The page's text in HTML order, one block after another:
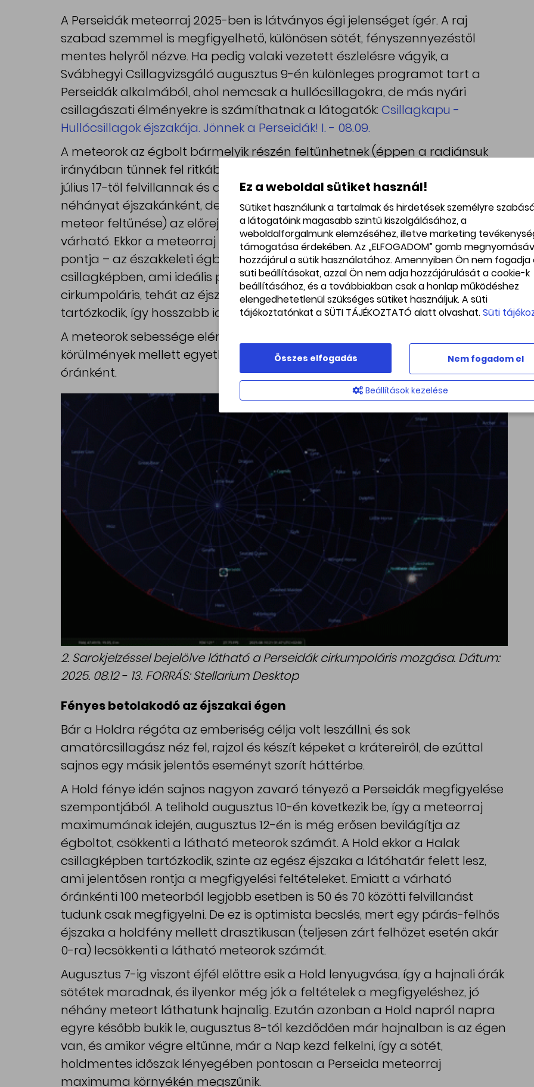
A Perseidák meteorraj 2025-ben is látványos égi jelenséget ígér. A raj
szabad szemmel is megfigyelhető, különösen sötét, fényszennyezéstől
mentes helyről nézve. Ha pedig valaki vezetett észlelésre vágyik, a
Svábhegyi Csillagvizsgáló augusztus 9-én különleges programot tart a
Perseidák alkalmából, ahol nemcsak a hullócsillagokra, de más nyári
csillagászati élményekre is számíthatnak a látogatók: Csillagkapu -
Hullócsillagok éjszakája. Jönnek a Perseidák! I. - 08.09.
A meteorok az égbolt bármelyik részén feltűnhetnek (éppen a radiánsuk
irányában tűnnek fel ritkábban), és a meteorraj tagjai már szórványosan
július 17-től felvillannak és augusztus 24-ig még láthatunk belőlük jó
néhányat éjszakánként, de a maximum (vagyis várhatóan a legtöbb
meteor feltűnése) az előrejelzések szerint augusztus 12-én hajnalban
várható. Ekkor a meteorraj radiánsa – vagyis a látszólagos égi kiindulási
pontja – az északkeleti égbolt felé, körülbelül 65° magasan lesz, a Perseus
csillagképben, ami ideális pozíció a megfigyeléshez. A radiáns
cirkumpoláris, tehát az éjszaka folyamán egész idő alatt a horizont felett
tartózkodik, így hosszabb időn, a teljes éjszakán át követhető a jelenség.
A meteorok sebessége elérheti az 59 km/s-t, és optimális észlelési
körülmények mellett egyetlen megfigyelő akár 100 meteort is láthatna
óránként.
2. Sarokjelzéssel bejelölve látható a Perseidák cirkumpoláris mozgása. Dátum:
2025. 08.12 - 13. FORRÁS: Stellarium Desktop
Fényes betolakodó az éjszakai égen
Bár a Holdra régóta az emberiség célja volt leszállni, és sok
amatőrcsillagász néz fel, rajzol és készít képeket a krátereiről, de ezúttal
sajnos egy másik jelentős eseményt szorít háttérbe.
A Hold fénye idén sajnos nagyon zavaró tényező a Perseidák megfigyelése
szempontjából. A telihold augusztus 10-én következik be, így a meteorraj
maximumának idején, augusztus 12-én is még erősen bevilágítja az
égboltot, csökkenti a látható meteorok számát. A Hold ekkor a Halak
csillagképben tartózkodik, szinte az egész éjszaka a látóhatár felett lesz,
ami jelentősen rontja a megfigyelési feltételeket. Emiatt a várható
óránkénti 100 meteorból legjobb esetben is 50 és 70 közötti felvillanást
tudunk csak megfigyelni. De ez is optimista becslés, mert egy párás-felhős
éjszaka a holdfény mellett drasztikusan (teljesen zárt felhőzet esetén akár
0-ra) lecsökkenti a látható meteorok számát.
Augusztus 7-ig viszont éjfél előttre esik a Hold lenyugvása, így a hajnali órák
sötétek maradnak, és ilyenkor még jók a feltételek a megfigyeléshez, jó
néhány meteort láthatunk hajnalig. Ezután azonban a Hold napról napra
egyre később bukik le, augusztus 8-tól kezdődően már hajnalban is az égen
van, és amikor végre eltűnne, már a Nap kezd felkelni, így a sötét,
holdmentes időszak lényegében pontosan a Perseida meteorraj
maximuma környékén megszűnik.
Ez a weboldal sütiket használ!
Sütiket használunk a tartalmak és hirdetések személyre
a látogatóink magasabb szintű kiszolgálásához, a
weboldalforgalmunk elemzéséhez, illetve marketing
támogatása érdekében. Az „ELFOGADOM” gomb
hozzájárul a sütik használatához. Amennyiben Ön nem fogadja
süti beállításokat, azzal Ön nem adja hozzájárulását a cookie-k
beállításához, és a továbbiakban csak a honlap működéshez
elengedhetetlenül szükséges sütiket használjuk. A süti
tájékoztatónkat a SÜTI TÁJÉKOZTATÓ alatt olvashat.Süti
Összes elfogadás Nem fogadom el
Beállítások kezelése